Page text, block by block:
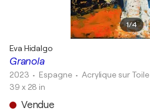
1/4
Granola
Eva Hidalgo
2023 • Espagne • Acrylique sur Toile
39 x 28 in
Vendue